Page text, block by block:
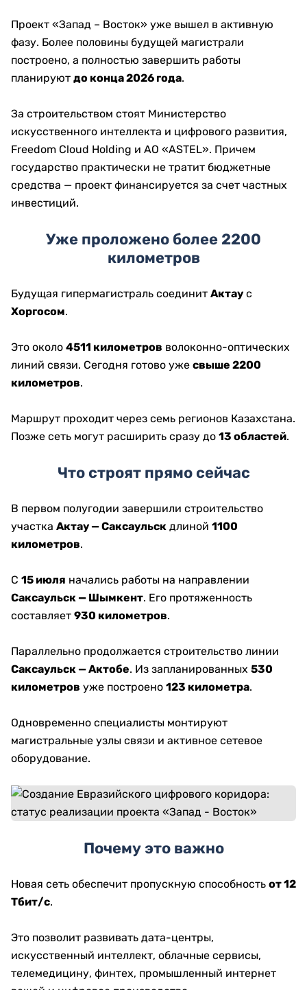
Проект «Запад – Восток» уже вышел в активную
фазу. Более половины будущей магистрали
построено, а полностью завершить работы
планируют до конца 2026 года.
За строительством стоят Министерство
искусственного интеллекта и цифрового развития,
Freedom Cloud Holding и АО «ASTEL». Причем
государство практически не тратит бюджетные
средства — проект финансируется за счет частных
инвестиций.
Уже проложено более 2200
километров
Будущая гипермагистраль соединит Актау с
Хоргосом.
Это около 4511 километров волоконно-оптических
линий связи. Сегодня готово уже свыше 2200
километров.
Маршрут проходит через семь регионов Казахстана.
Позже сеть могут расширить сразу до 13 областей.
Что строят прямо сейчас
В первом полугодии завершили строительство
участка Актау — Саксаульск длиной 1100
километров.
С 15 июля начались работы на направлении
Саксаульск — Шымкент. Его протяженность
составляет 930 километров.
Параллельно продолжается строительство линии
Саксаульск — Актобе. Из запланированных 530
километров уже построено 123 километра.
Одновременно специалисты монтируют
магистральные узлы связи и активное сетевое
оборудование.
Почему это важно
Новая сеть обеспечит пропускную способность от 12
Тбит/с.
Это позволит развивать дата-центры,
искусственный интеллект, облачные сервисы,
телемедицину, финтех, промышленный интернет